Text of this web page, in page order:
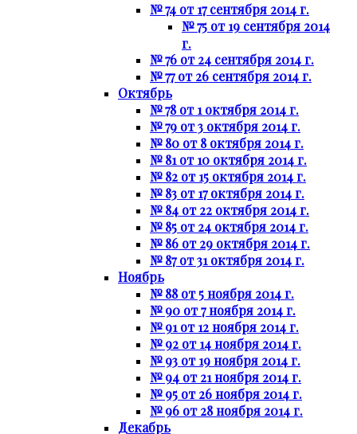
№ 74 от 17 сентября 2014 г.
№ 75 от 19 сентября 2014
г.
№ 76 от 24 сентября 2014 г.
№ 77 от 26 сентября 2014 г.
Октябрь
№ 78 от 1 октября 2014 г.
№ 79 от 3 октября 2014 г.
№ 80 от 8 октября 2014 г.
№ 81 от 10 октября 2014 г.
№ 82 от 15 октября 2014 г.
№ 83 от 17 октября 2014 г.
№ 84 от 22 октября 2014 г.
№ 85 от 24 октября 2014 г.
№ 86 от 29 октября 2014 г.
№ 87 от 31 октября 2014 г.
Ноябрь
№ 88 от 5 ноября 2014 г.
№ 90 от 7 ноября 2014 г.
№ 91 от 12 ноября 2014 г.
№ 92 от 14 ноября 2014 г.
№ 93 от 19 ноября 2014 г.
№ 94 от 21 ноября 2014 г.
№ 95 от 26 ноября 2014 г.
№ 96 от 28 ноября 2014 г.
Декабрь